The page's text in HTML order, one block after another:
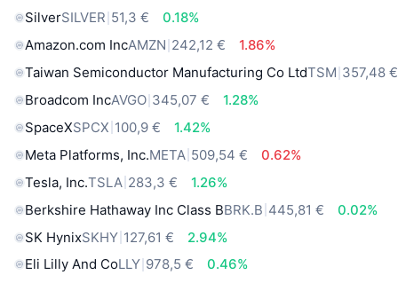
SilverSILVER 51,3 €
0.18%
Amazon.com IncAMZN 242,12 €
1.86%
Taiwan Semiconductor Manufacturing Co LtdTSM 357,48 €
Broadcom IncAVGO 345,07 €
1.28%
SpaceXSPCX 100,9 €
1.42%
Meta Platforms, Inc.META 509,54 €
0.62%
Tesla, Inc.TSLA 283,3 €
1.26%
Berkshire Hathaway Inc Class BBRK.B 445,81 €
0.02%
SK HynixSKHY 127,61 €
2.94%
Eli Lilly And CoLLY 978,5 €
0.46%